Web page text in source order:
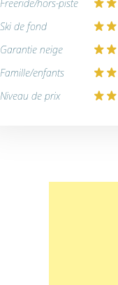
Freeride/hors-piste
Ski de fond
Garantie neige
Famille/enfants
Niveau de prix